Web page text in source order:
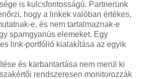
is kulcsfontosságú. Partnerünk
hogy a linkek valóban értékes,
e, és nem tartalmaznak-e
spamgyanús elemeket. Egy
link-portfólió kialakítása az egyik
és karbantartása nem merül ki
rendszeresen monitorozzák